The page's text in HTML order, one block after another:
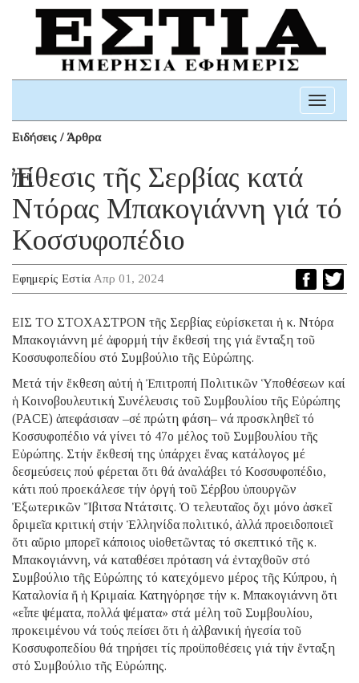
Toggle
Ειδήσεις / Άρθρα
Ἐπίθεσις τῆς Σερβίας κατά
Ντόρας Μπακογιάννη γιά τό
Κοσσυφοπέδιο
Εφημερίς Εστία Απρ 01, 2024
ΕΙΣ ΤΟ ΣΤΟΧΑΣΤΡΟΝ τῆς Σερβίας εὑρίσκεται ἡ κ. Ντόρα
Μπακογιάννη μέ ἀφορμή τήν ἔκθεσή της γιά ἔνταξη τοῦ
Κοσσυφοπεδίου στό Συμβούλιο τῆς Εὐρώπης.
Μετά τήν ἔκθεση αὐτή ἡ Ἐπιτροπή Πολιτικῶν Ὑποθέσεων καί
ἡ Κοινοβουλευτική Συνέλευσις τοῦ Συμβουλίου τῆς Εὐρώπης
(PACE) ἀπεφάσισαν –σέ πρώτη φάση– νά προσκληθεῖ τό
Κοσσυφοπέδιο νά γίνει τό 47ο μέλος τοῦ Συμβουλίου τῆς
Εὐρώπης. Στήν ἔκθεσή της ὑπάρχει ἕνας κατάλογος μέ
δεσμεύσεις πού φέρεται ὅτι θά ἀναλάβει τό Κοσσυφοπέδιο,
κάτι πού προεκάλεσε τήν ὀργή τοῦ Σέρβου ὑπουργῶν
Ἐξωτερικῶν Ἴβιτσα Ντάτσιτς. Ὁ τελευταῖος ὄχι μόνο ἀσκεῖ
δριμεῖα κριτική στήν Ἑλληνίδα πολιτικό, ἀλλά προειδοποιεῖ
ὅτι αὔριο μπορεῖ κάποιος υἱοθετῶντας τό σκεπτικό τῆς κ.
Μπακογιάννη, νά καταθέσει πρόταση νά ἐνταχθοῦν στό
Συμβούλιο τῆς Εὐρώπης τό κατεχόμενο μέρος τῆς Κύπρου, ἡ
Καταλονία ἤ ἡ Κριμαία. Κατηγόρησε τήν κ. Μπακογιάννη ὅτι
«εἶπε ψέματα, πολλά ψέματα» στά μέλη τοῦ Συμβουλίου,
προκειμένου νά τούς πείσει ὅτι ἡ ἀλβανική ἡγεσία τοῦ
Κοσσυφοπεδίου θά τηρήσει τίς προϋποθέσεις γιά τήν ἔνταξη
στό Συμβούλιο τῆς Εὐρώπης.